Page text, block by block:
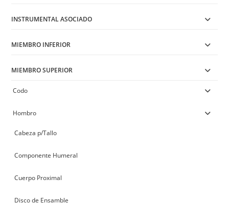
INSTRUMENTAL ASOCIADO
MIEMBRO INFERIOR
MIEMBRO SUPERIOR
Codo
Hombro
Cabeza p/Tallo
Componente Humeral
Cuerpo Proximal
Disco de Ensamble